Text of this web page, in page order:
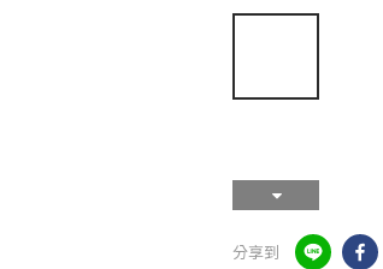
分享到